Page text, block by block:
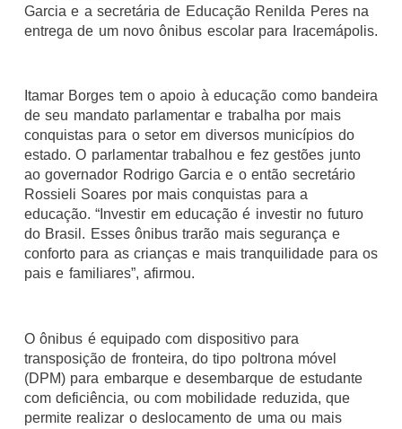
Garcia e a secretária de Educação Renilda Peres na
entrega de um novo ônibus escolar para Iracemápolis.
Itamar Borges tem o apoio à educação como bandeira
de seu mandato parlamentar e trabalha por mais
conquistas para o setor em diversos municípios do
estado. O parlamentar trabalhou e fez gestões junto
ao governador Rodrigo Garcia e o então secretário
Rossieli Soares por mais conquistas para a
educação. “Investir em educação é investir no futuro
do Brasil. Esses ônibus trarão mais segurança e
conforto para as crianças e mais tranquilidade para os
pais e familiares”, afirmou.
O ônibus é equipado com dispositivo para
transposição de fronteira, do tipo poltrona móvel
(DPM) para embarque e desembarque de estudante
com deficiência, ou com mobilidade reduzida, que
permite realizar o deslocamento de uma ou mais